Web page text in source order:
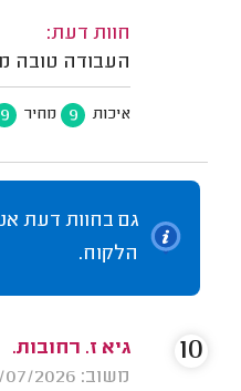
חוות דעת:
העבודה טובה
איכות 9 מחיר 9
גם בחוות דעת
הלקוח.
גיא ז. רחובות.
משוב: 29/07/2026
10